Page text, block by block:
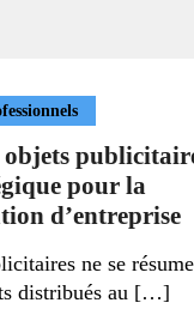
objets
pour la
d’entreprise
ne se
distribués au